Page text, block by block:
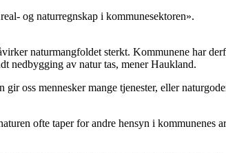
og naturregnskap i kommunesektoren».
naturmangfoldet sterkt. Kommunene har
nedbygging av natur tas, mener Haukland.
oss mennesker mange tjenester, eller
ofte taper for andre hensyn i